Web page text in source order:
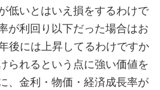
低いとはいえ損をするわけで
が利回り以下だった場合はお
後には上昇してるわけですか
られるという点に強い価値を
、金利・物価・経済成長率が